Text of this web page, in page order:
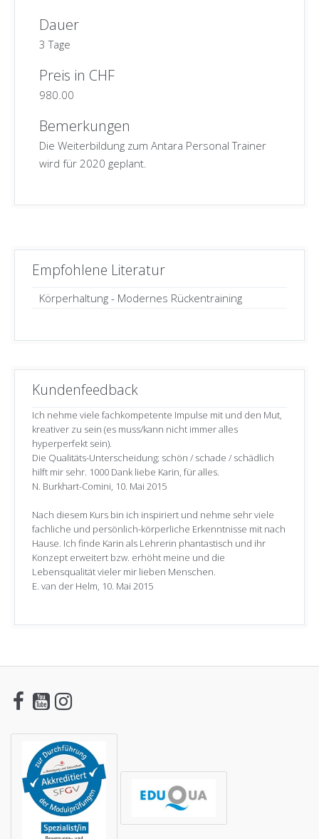
Dauer
3 Tage
Preis in CHF
980.00
Bemerkungen
Die Weiterbildung zum Antara Personal Trainer
wird für 2020 geplant.
Empfohlene Literatur
Körperhaltung - Modernes Rückentraining
Kundenfeedback
Ich nehme viele fachkompetente Impulse mit und den Mut,
kreativer zu sein (es muss/kann nicht immer alles
hyperperfekt sein).
Die Qualitäts-Unterscheidung; schön / schade / schädlich
hilft mir sehr. 1000 Dank liebe Karin, für alles.
N. Burkhart-Comini, 10. Mai 2015
Nach diesem Kurs bin ich inspiriert und nehme sehr viele
fachliche und persönlich-körperliche Erkenntnisse mit nach
Hause. Ich finde Karin als Lehrerin phantastisch und ihr
Konzept erweitert bzw. erhöht meine und die
Lebensqualität vieler mir lieben Menschen.
E. van der Helm, 10. Mai 2015